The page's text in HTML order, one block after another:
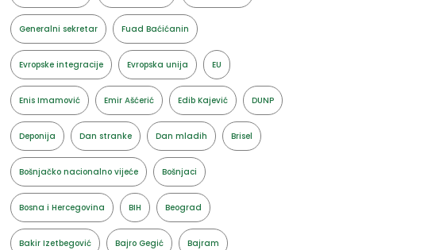
Generalni sekretar Fuad Baćićanin
Evropske integracije Evropska unija EU
Enis Imamović Emir Ašćerić Edib Kajević DUNP
Deponija Dan stranke Dan mladih Brisel
Bošnjačko nacionalno vijeće Bošnjaci
Bosna i Hercegovina BIH Beograd
Bakir Izetbegović Bajro Gegić Bajram